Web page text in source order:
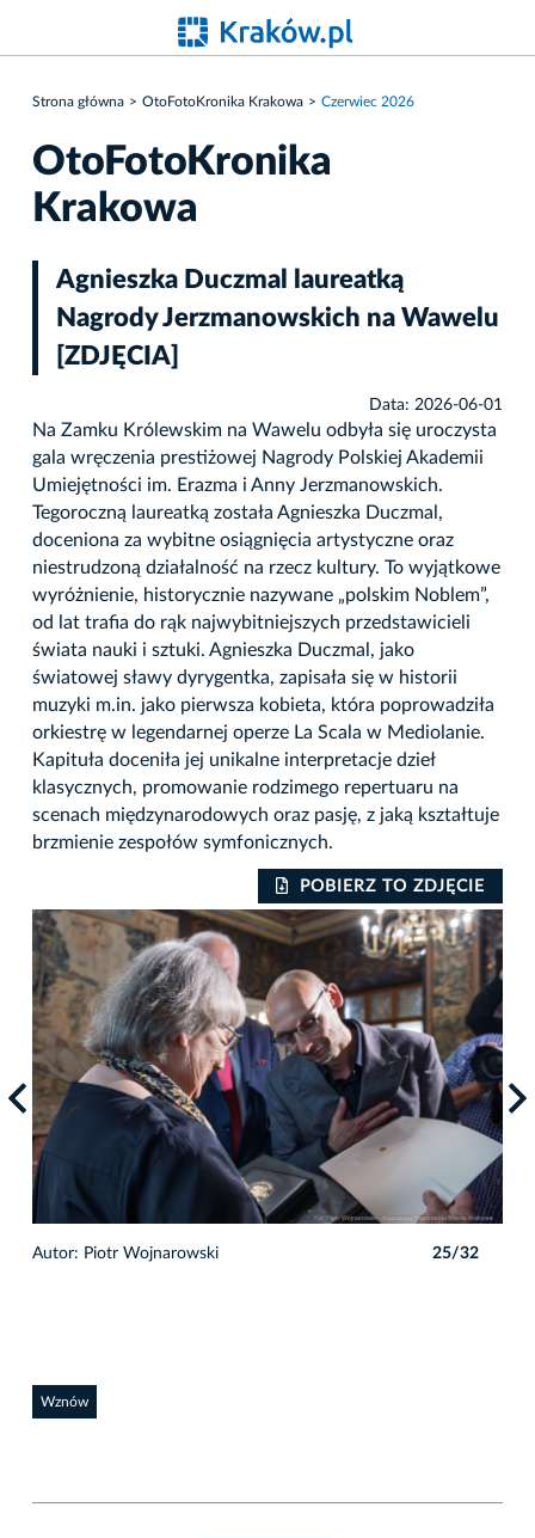
Strona główna OtoFotoKronika Krakowa Czerwiec 2026
OtoFotoKronika
Krakowa
Agnieszka Duczmal laureatką
Nagrody Jerzmanowskich na Wawelu
[ZDJĘCIA]
Data: 2026-06-01
Na Zamku Królewskim na Wawelu odbyła się uroczysta
gala wręczenia prestiżowej Nagrody Polskiej Akademii
Umiejętności im. Erazma i Anny Jerzmanowskich.
Tegoroczną laureatką została Agnieszka Duczmal,
doceniona za wybitne osiągnięcia artystyczne oraz
niestrudzoną działalność na rzecz kultury. To wyjątkowe
wyróżnienie, historycznie nazywane „polskim Noblem”,
od lat trafia do rąk najwybitniejszych przedstawicieli
świata nauki i sztuki. Agnieszka Duczmal, jako
światowej sławy dyrygentka, zapisała się w historii
muzyki m.in. jako pierwsza kobieta, która poprowadziła
orkiestrę w legendarnej operze La Scala w Mediolanie.
Kapituła doceniła jej unikalne interpretacje dzieł
klasycznych, promowanie rodzimego repertuaru na
scenach międzynarodowych oraz pasję, z jaką kształtuje
brzmienie zespołów symfonicznych.
POBIERZ TO ZDJĘCIE
Autor: Piotr Wojnarowski 25/32
Wznów